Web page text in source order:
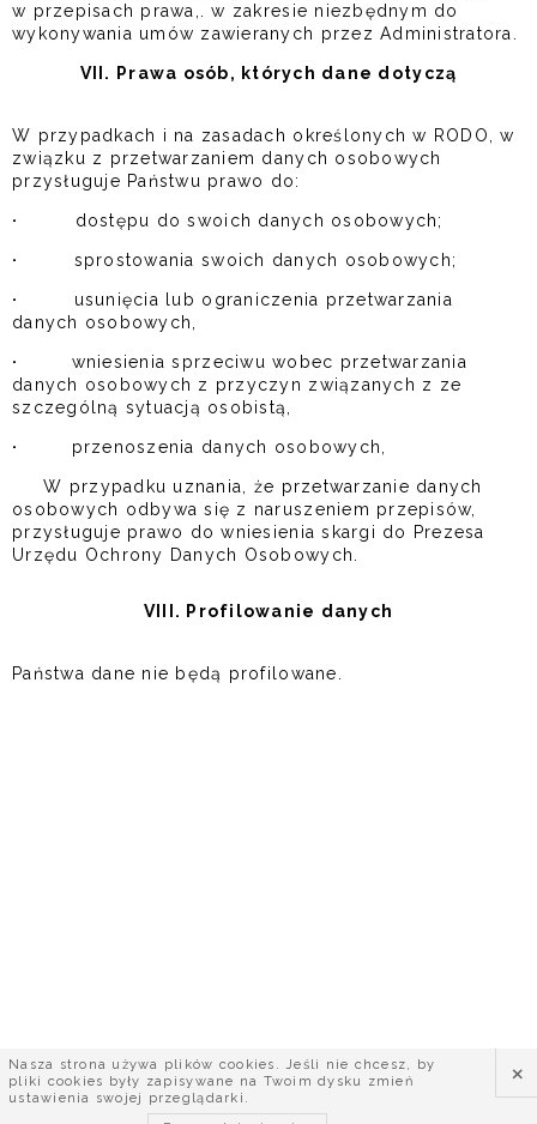
w przepisach prawa,. w zakresie niezbędnym do
wykonywania umów zawieranych przez Administratora.
VII. Prawa osób, których dane dotyczą
W przypadkach i na zasadach określonych w RODO, w
związku z przetwarzaniem danych osobowych
przysługuje Państwu prawo do:
· dostępu do swoich danych osobowych;
· sprostowania swoich danych osobowych;
·
usunięcia lub ograniczenia przetwarzania
danych osobowych,
·
wniesienia sprzeciwu wobec przetwarzania
danych osobowych z przyczyn związanych z ze
szczególną sytuacją osobistą,
· przenoszenia danych osobowych,
W przypadku uznania, że przetwarzanie danych
osobowych odbywa się z naruszeniem przepisów,
przysługuje prawo do wniesienia skargi do Prezesa
Urzędu Ochrony Danych Osobowych.
VIII. Profilowanie danych
Państwa dane nie będą profilowane.
Nasza strona używa plików cookies. Jeśli nie chcesz, by
pliki cookies były zapisywane na Twoim dysku zmień
ustawienia swojej przeglądarki.
×